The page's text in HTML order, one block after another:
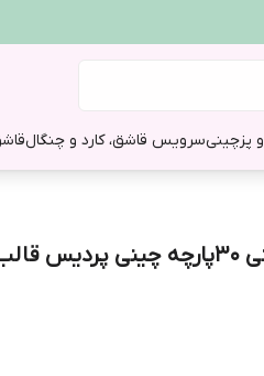
پزچینیسرویس قاشق، کارد و چنگال
🔵سرویس چینی 30پارچه چینی